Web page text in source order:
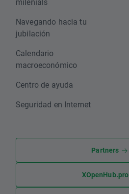
Navegando hacia tu
jubilación
Calendario
macroeconómico
Centro de ayuda
Seguridad en Internet
Partners
XOpenHub.pro